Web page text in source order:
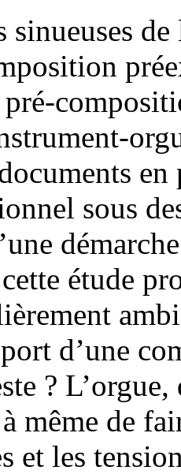
sinueuses
en
sous
étude
d’une
?
même de
et les